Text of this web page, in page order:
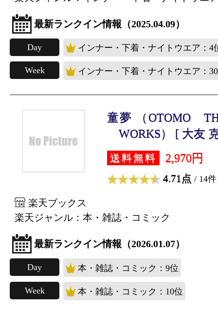
最新ランクイン情報（2025.04.09）
Day インナー・下着・ナイトウエア：4
Week インナー・下着・ナイトウエア：
童夢 （OTOMO
WORKS） [ 大友
送料無料 2,970円
4.71点 / 14件
楽天ブックス
楽天ジャンル：本・雑誌・コミック
最新ランクイン情報（2026.01.07）
Day 本・雑誌・コミック：9位
Week 本・雑誌・コミック：10位